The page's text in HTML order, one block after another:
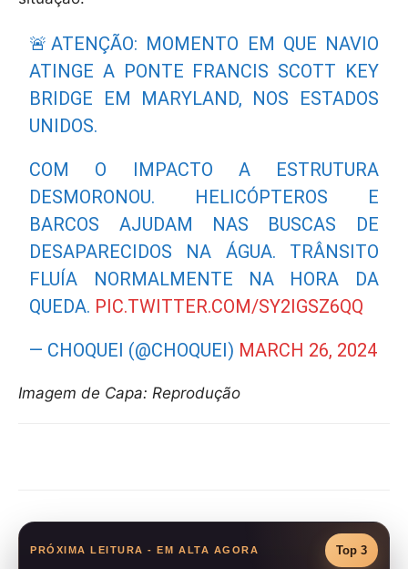
🚨ATENÇÃO: MOMENTO EM QUE NAVIO
ATINGE A PONTE FRANCIS SCOTT KEY
BRIDGE EM MARYLAND, NOS ESTADOS
UNIDOS.
COM O IMPACTO A ESTRUTURA
DESMORONOU. HELICÓPTEROS E
BARCOS AJUDAM NAS BUSCAS DE
DESAPARECIDOS NA ÁGUA. TRÂNSITO
FLUÍA NORMALMENTE NA HORA DA
QUEDA. PIC.TWITTER.COM/SY2IGSZ6QQ
— CHOQUEI (@CHOQUEI) MARCH 26, 2024
Imagem de Capa: Reprodução
PRÓXIMA LEITURA - EM ALTA AGORA Top 3